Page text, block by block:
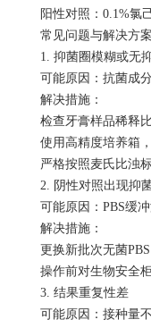
阳性对照：0.1%氯
常见问题与解决方案
1. 抑菌圈模糊或无
可能原因：抗菌成
解决措施：
检查牙膏样品稀释
使用高精度培养箱
严格按照麦氏比浊
2. 阴性对照出现抑
可能原因：PBS缓
解决措施：
更换新批次无菌
操作前对生物安全
3. 结果重复性差
可能原因：接种量